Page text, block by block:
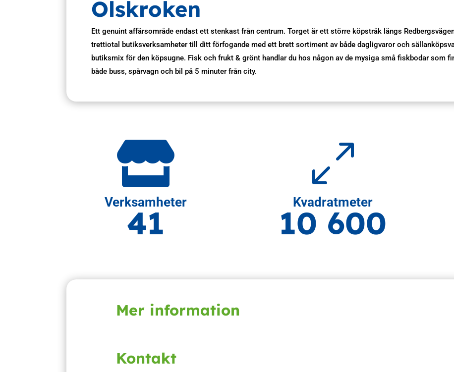
Olskroken
Ett genuint affärsområde endast ett stenkast från centrum. Torget är ett större köpstråk längs
trettiotal butiksverksamheter till ditt förfogande med ett brett sortiment av både dagligvaror och
butiksmix för den köpsugne. Fisk och frukt & grönt handlar du hos någon av de mysiga små fiskbodar som
både buss, spårvagn och bil på 5 minuter från city.

Verksamheter
41
0
Kvadratmeter
10 600
Mer information
Kontakt